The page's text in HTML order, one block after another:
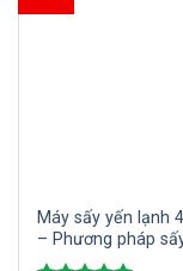
Máy sấy yến lạnh
– Phương pháp
yến trắng đẹp